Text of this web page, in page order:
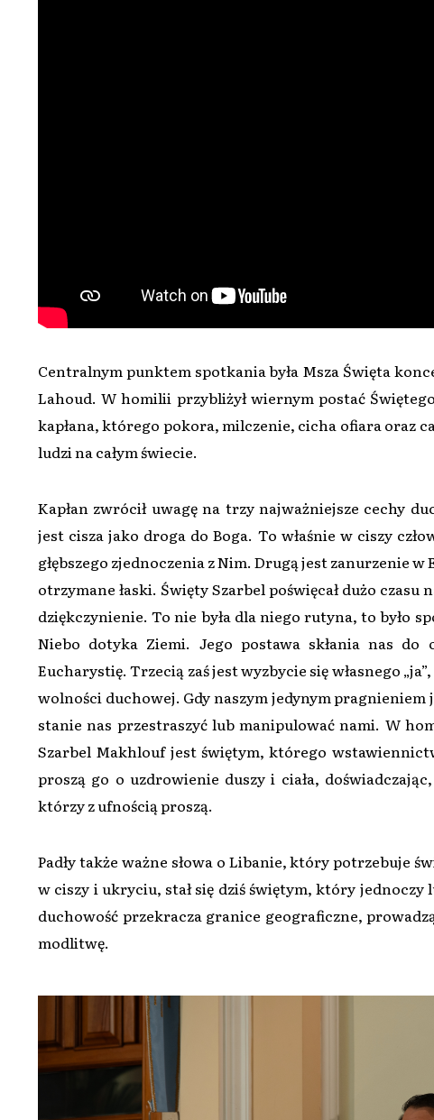
Centralnym punktem spotkania była Msza Święta
Lahoud. W homilii przybliżył wiernym postać
kapłana, którego pokora, milczenie, cicha ofiara oraz
ludzi na całym świecie.
Kapłan zwrócił uwagę na trzy najważniejsze cechy
jest cisza jako droga do Boga. To właśnie w ciszy
głębszego zjednoczenia z Nim. Drugą jest zanurzenie
otrzymane łaski. Święty Szarbel poświęcał dużo
dziękczynienie. To nie była dla niego rutyna, to było
Niebo dotyka Ziemi. Jego postawa skłania nas
Eucharystię. Trzecią zaś jest wyzbycie się własnego
wolności duchowej. Gdy naszym jedynym
stanie nas przestraszyć lub manipulować nami. W
Szarbel Makhlouf jest świętym, którego
proszą go o uzdrowienie duszy i ciała,
którzy z ufnością proszą.
Padły także ważne słowa o Libanie, który potrzebuje
w ciszy i ukryciu, stał się dziś świętym, który
duchowość przekracza granice geograficzne,
modlitwę.